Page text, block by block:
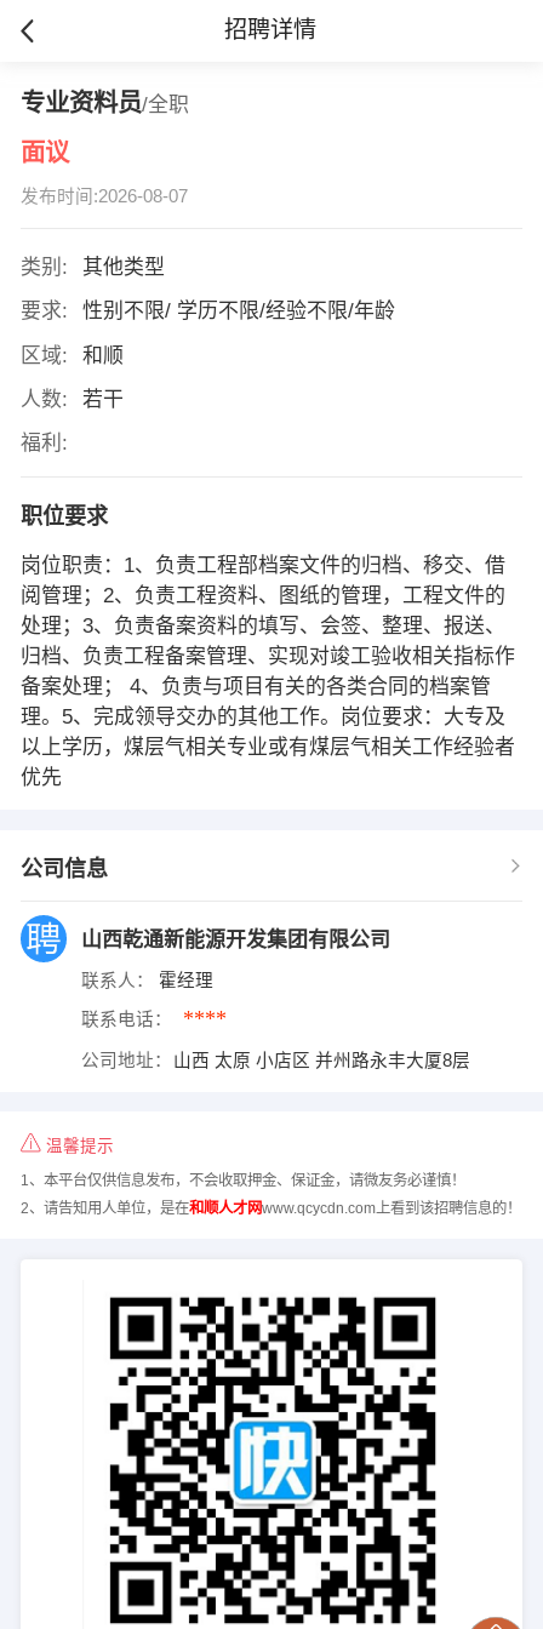
招聘详情
专业资料员/全职
面议
发布时间:2026-08-07
类别:
其他类型
要求:
性别不限/ 学历不限/经验不限/年龄
区域:
和顺
人数:
若干
福利:
职位要求
岗位职责：1、负责工程部档案文件的归档、移交、借
阅管理；2、负责工程资料、图纸的管理，工程文件的
处理；3、负责备案资料的填写、会签、整理、报送、
归档、负责工程备案管理、实现对竣工验收相关指标作
备案处理； 4、负责与项目有关的各类合同的档案管
理。5、完成领导交办的其他工作。岗位要求：大专及
以上学历，煤层气相关专业或有煤层气相关工作经验者
优先
公司信息
山西乾通新能源开发集团有限公司
联系人： 霍经理
联系电话： ****
公司地址： 山西 太原 小店区 并州路永丰大厦8层
温馨提示
1、本平台仅供信息发布，不会收取押金、保证金，请微友务必谨慎！
2、请告知用人单位，是在和顺人才网www.qcycdn.com上看到该招聘信息的！